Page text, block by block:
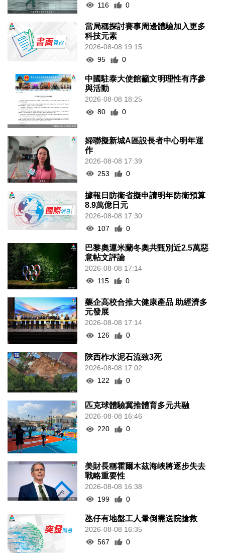
116
0
當局稱探討賽事周邊體驗加入更多
科技元素
2026-08-08 19:15
95
0
中國駐泰大使館籲文明理性有序參
與活動
2026-08-08 18:25
80
0
婦聯擬新城A區設長者中心明年運
作
2026-08-08 17:39
253
0
據報日防衛省擬申請明年防衛預算
8.9萬億日元
2026-08-08 17:30
107
0
巴黎奧運米蘭冬奧共甄別近2.5萬惡
意帖文評論
2026-08-08 17:14
115
0
藥企高校合推大健康產品 助經濟多
元發展
2026-08-08 17:14
126
0
陝西柞水泥石流致3死
2026-08-08 17:02
122
0
匹克球體驗冀推體育多元共融
2026-08-08 16:46
220
0
美財長稱霍爾木茲海峽將逐步失去
戰略重要性
2026-08-08 16:38
199
0
氹仔有地盤工人暈倒需送院搶救
2026-08-08 16:35
567
0